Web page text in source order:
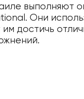
выполняют
Они
достичь